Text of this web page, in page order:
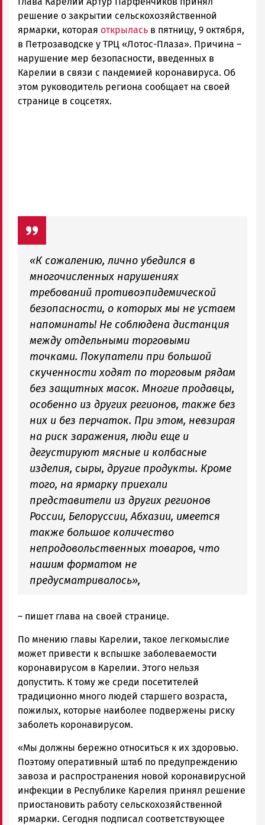
|
Петрозаводск
ГОВОРИТ
решение о закрытии сельскохозяйственной
ярмарки, которая открылась в пятницу, 9 октября,
в Петрозаводске у ТРЦ «Лотос-Плаза». Причина –
нарушение мер безопасности, введенных в
Карелии в связи с пандемией коронавируса. Об
этом руководитель региона сообщает на своей
странице в соцсетях.
«К сожалению, лично убедился в
многочисленных нарушениях
требований противоэпидемической
безопасности, о которых мы не устаем
напоминать! Не соблюдена дистанция
между отдельными торговыми
точками. Покупатели при большой
скученности ходят по торговым рядам
без защитных масок. Многие продавцы,
особенно из других регионов, также без
них и без перчаток. При этом, невзирая
на риск заражения, люди еще и
дегустируют мясные и колбасные
изделия, сыры, другие продукты. Кроме
того, на ярмарку приехали
представители из других регионов
России, Белоруссии, Абхазии, имеется
также большое количество
непродовольственных товаров, что
нашим форматом не
предусматривалось»,
– пишет глава на своей странице.
По мнению главы Карелии, такое легкомыслие
может привести к вспышке заболеваемости
коронавирусом в Карелии. Этого нельзя
допустить. К тому же среди посетителей
традиционно много людей старшего возраста,
пожилых, которые наиболее подвержены риску
заболеть коронавирусом.
«Мы должны бережно относиться к их здоровью.
Поэтому оперативный штаб по предупреждению
завоза и распространения новой коронавирусной
инфекции в Республике Карелия принял решение
приостановить работу сельскохозяйственной
ярмарки. Сегодня подписал соответствующее